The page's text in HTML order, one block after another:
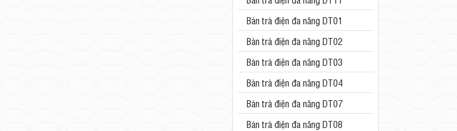
Bàn trà điện đa năng DT01
Bàn trà điện đa năng DT02
Bàn trà điện đa năng DT03
Bàn trà điện đa năng DT04
Bàn trà điện đa năng DT07
Bàn trà điện đa năng DT08